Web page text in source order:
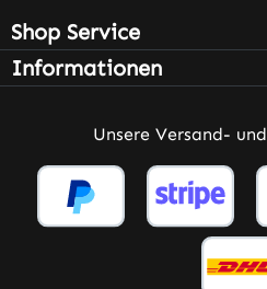
Shop Service
Informationen
Unsere Versand-